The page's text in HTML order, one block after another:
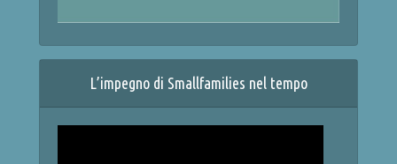
L’impegno di Smallfamilies nel tempo